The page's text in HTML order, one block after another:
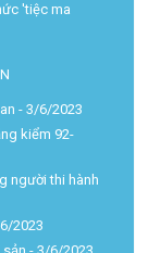
'tiệc ma
- 3/6/2023
kiểm 92-
người thi hành
2023